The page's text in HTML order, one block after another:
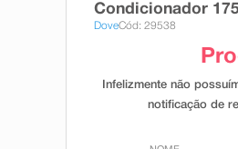
Condicionador
DoveCód: 29538